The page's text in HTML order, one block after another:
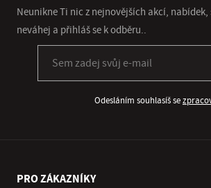
Neunikne Ti nic z nejnovějších akcí,
neváhej a přihláš se k odběru..
Odesláním souhlasíš se
PRO ZÁKAZNÍKY